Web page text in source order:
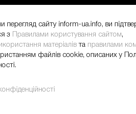
стартував ювілейний Global Teacher
перегляд сайту inform-ua.info, ви
з
Правилами користування сайтом,
матеріалів та правилами
файлів cookie, описаних у